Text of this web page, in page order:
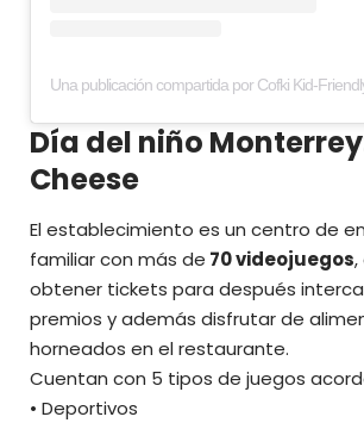
Día del niño
Cheese
El establecimiento es un centro de
familiar con más de 70 videojuegos,
obtener tickets para después
premios y además disfrutar de
horneados en el restaurante.
Cuentan con 5 tipos de juegos
• Deportivos